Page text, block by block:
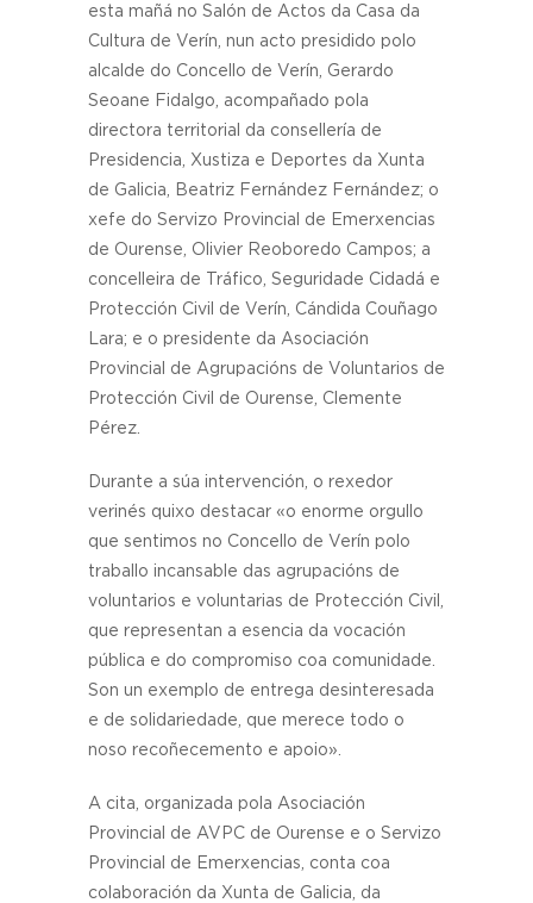
esta mañá no Salón de Actos da Casa da
Cultura de Verín, nun acto presidido polo
alcalde do Concello de Verín, Gerardo
Seoane Fidalgo, acompañado pola
directora territorial da consellería de
Presidencia, Xustiza e Deportes da Xunta
de Galicia, Beatriz Fernández Fernández; o
xefe do Servizo Provincial de Emerxencias
de Ourense, Olivier Reoboredo Campos; a
concelleira de Tráfico, Seguridade Cidadá e
Protección Civil de Verín, Cándida Couñago
Lara; e o presidente da Asociación
Provincial de Agrupacións de Voluntarios de
Protección Civil de Ourense, Clemente
Pérez.
Durante a súa intervención, o rexedor
verinés quixo destacar «o enorme orgullo
que sentimos no Concello de Verín polo
traballo incansable das agrupacións de
voluntarios e voluntarias de Protección Civil,
que representan a esencia da vocación
pública e do compromiso coa comunidade.
Son un exemplo de entrega desinteresada
e de solidariedade, que merece todo o
noso recoñecemento e apoio».
A cita, organizada pola Asociación
Provincial de AVPC de Ourense e o Servizo
Provincial de Emerxencias, conta coa
colaboración da Xunta de Galicia, da